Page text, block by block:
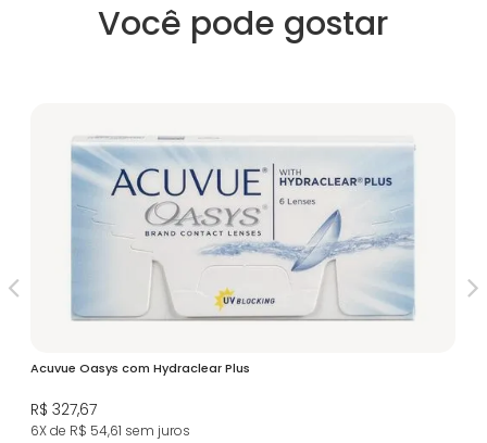
Você pode gostar
Acuvue Oasys com Hydraclear Plus
R$ 327,67
6X de R$ 54,61 sem juros